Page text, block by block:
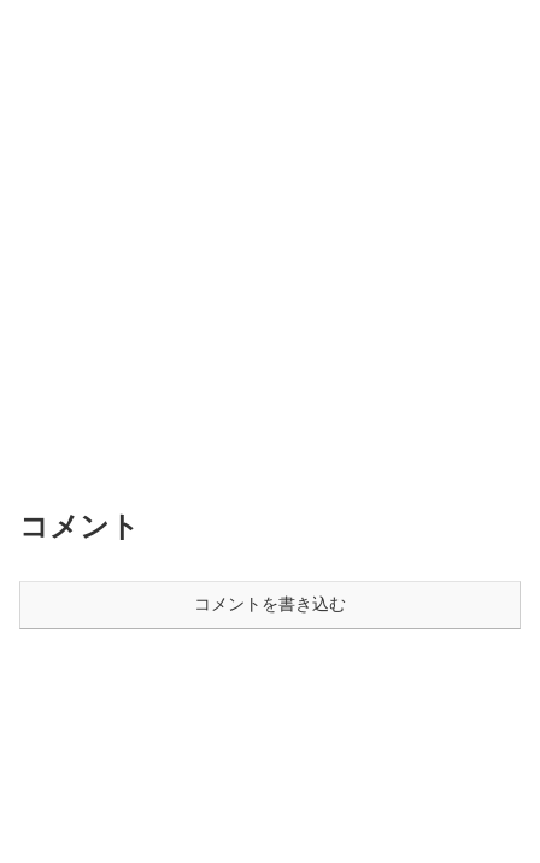
コメント
コメントを書き込む